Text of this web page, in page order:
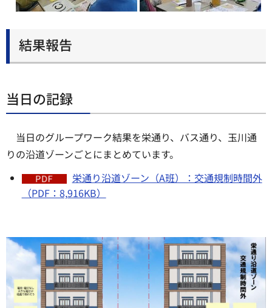
結果報告
当日の記録
当日のグループワーク結果を栄通り、バス通り、玉川通
りの沿道ゾーンごとにまとめています。
栄通り沿道ゾーン（A班）：交通規制時間外
（PDF：8,916KB）